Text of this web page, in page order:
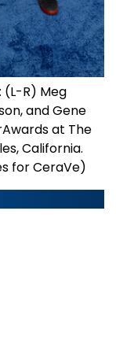
(L-R) Meg
and Gene
at The
California.
for CeraVe)